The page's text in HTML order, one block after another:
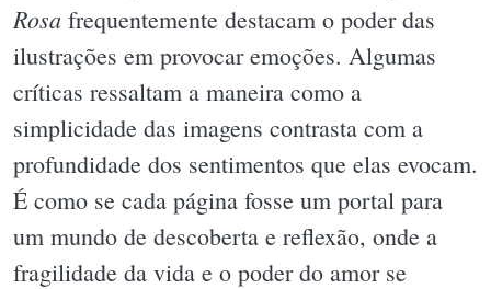
Rosa frequentemente destacam o poder das
ilustrações em provocar emoções. Algumas
críticas ressaltam a maneira como a
simplicidade das imagens contrasta com a
profundidade dos sentimentos que elas evocam.
É como se cada página fosse um portal para
um mundo de descoberta e reflexão, onde a
fragilidade da vida e o poder do amor se